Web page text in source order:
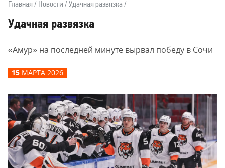
Главная Новости Удачная развязка
Удачная развязка
«Амур» на последней минуте вырвал победу в Сочи
15 МАРТА 2026